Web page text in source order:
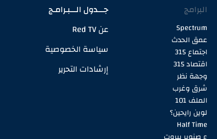
البرامج
Spectrum
عمق الحدث
اجتماع 315
اقتصاد 315
وجهة نظر
شرق وغرب
الملف 101
لوين رايحين؟
Half Time
جـــدول الـــبـرامـج
عن Red TV
سياسة الخصوصية
إرشادات التحرير